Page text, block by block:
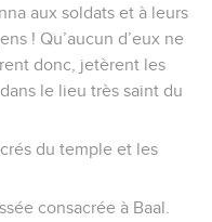
aux soldats et à leurs
! Qu’aucun d’eux ne
donc, jetèrent les
le lieu très saint du
du temple et les
consacrée à Baal.